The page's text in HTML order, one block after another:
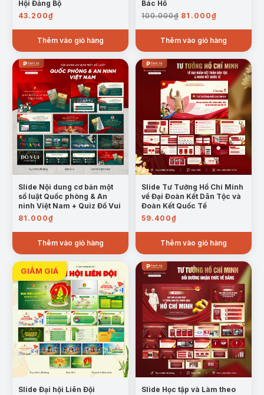
Hội Đảng Bộ
43.200₫
Thêm vào giỏ hàng
Bác Hồ
100.000₫ Giá
là:
81.000₫Giá
tại
81.000₫.
Thêm vào giỏ hàng
Slide Nội dung cơ bản một
số luật Quốc phòng & An
ninh Việt Nam + Quiz Đố Vui
81.000₫
Thêm vào giỏ hàng
Slide Tư Tưởng Hồ Chí Minh
về Đại Đoàn Kết Dân Tộc và
Đoàn Kết Quốc Tế
59.400₫
Thêm vào giỏ hàng
Slide Đại hội Liên Đội
Slide Học tập và Làm theo